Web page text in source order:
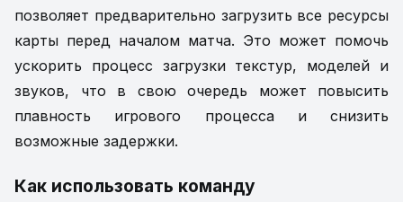
позволяет предварительно загрузить все ресурсы
карты перед началом матча. Это может помочь
ускорить процесс загрузки текстур, моделей и
звуков, что в свою очередь может повысить
плавность игрового процесса и снизить
возможные задержки.
Как использовать команду